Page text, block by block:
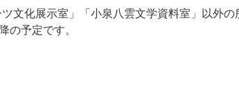
文化展示室」「小泉八雲文学資料室」以外
の予定です。